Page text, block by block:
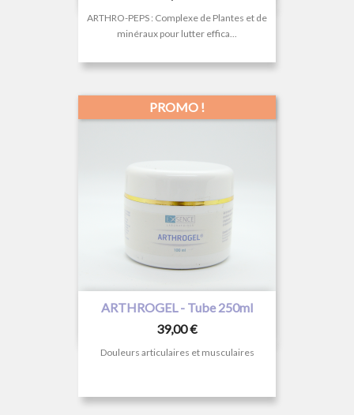
ARTHRO-PEPS : Complexe de Plantes et de
minéraux pour lutter effica...
ARTHROGEL - Tube 250ml
Prix
39,00 €
Douleurs articulaires et musculaires
PROMO !